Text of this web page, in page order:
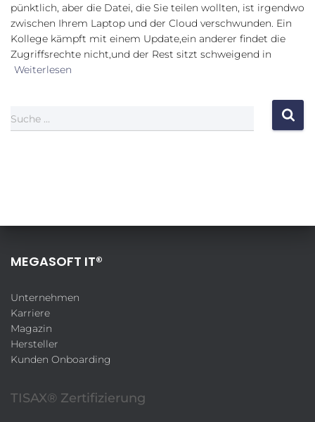
pünktlich, aber die Datei, die Sie teilen wollten, ist irgendwo
zwischen Ihrem Laptop und der Cloud verschwunden. Ein
Kollege kämpft mit einem Update,ein anderer findet die
Zugriffsrechte nicht,und der Rest sitzt schweigend in
Weiterlesen
Suche …
MEGASOFT IT®
Unternehmen
Karriere
Magazin
Hersteller
Kunden Onboarding
TISAX® Zertifizierung